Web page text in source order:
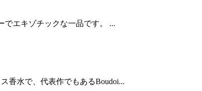
でエキゾチックな一品です。 ...
香水で、代表作でもあるBoudoi...